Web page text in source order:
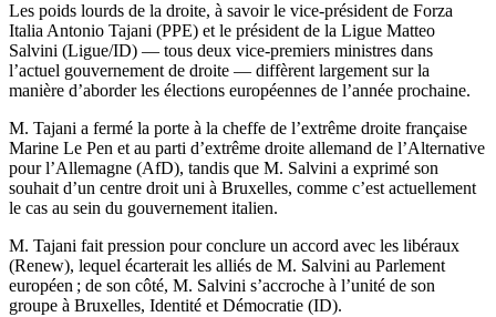
Les poids lourds de la droite, à savoir le vice-président de Forza
Italia Antonio Tajani (PPE) et le président de la Ligue Matteo
Salvini (Ligue/ID) — tous deux vice-premiers ministres dans
l’actuel gouvernement de droite — diffèrent largement sur la
manière d’aborder les élections européennes de l’année prochaine.
M. Tajani a fermé la porte à la cheffe de l’extrême droite française
Marine Le Pen et au parti d’extrême droite allemand de l’Alternative
pour l’Allemagne (AfD), tandis que M. Salvini a exprimé son
souhait d’un centre droit uni à Bruxelles, comme c’est actuellement
le cas au sein du gouvernement italien.
M. Tajani fait pression pour conclure un accord avec les libéraux
(Renew), lequel écarterait les alliés de M. Salvini au Parlement
européen ; de son côté, M. Salvini s’accroche à l’unité de son
groupe à Bruxelles, Identité et Démocratie (ID).